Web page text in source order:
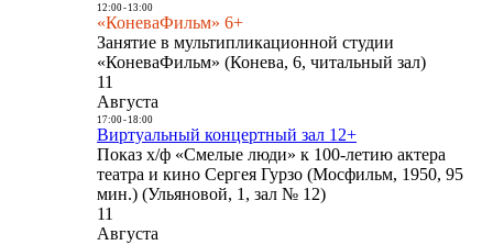
12:00- 13:00
«КоневаФильм» 6+
Занятие в мультипликационной студии
«КоневаФильм» (Конева, 6, читальный зал)
11
Августа
17:00- 18:00
Виртуальный концертный зал 12+
Показ х/ф «Смелые люди» к 100-летию актера
театра и кино Сергея Гурзо (Мосфильм, 1950, 95
мин.) (Ульяновой, 1, зал № 12)
11
Августа